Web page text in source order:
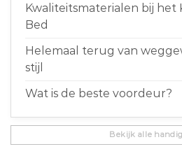
Kwaliteitsmaterialen bij het
Bed
Helemaal terug van
stijl
Wat is de beste voordeur?
Bekijk alle